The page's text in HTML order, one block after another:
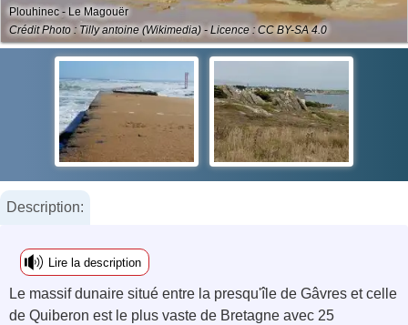
Plouhinec - Le Magouër
Crédit Photo : Tilly antoine (Wikimedia) - Licence : CC BY-SA 4.0
Description:
Lire la description
Le massif dunaire situé entre la presqu'île de Gâvres et celle
de Quiberon est le plus vaste de Bretagne avec 25